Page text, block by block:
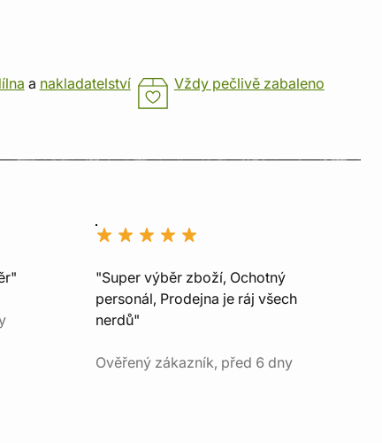
a nakladatelství Vždy pečlivě zabaleno
"Super výběr zboží, Ochotný
personál, Prodejna je ráj všech
nerdů"
Ověřený zákazník, před 6 dny